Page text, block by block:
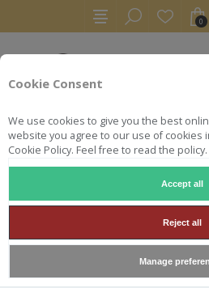
Cookie Consent
We use cookies to give you the best
website you agree to our use of cookies
Cookie Policy. Feel free to read the policy.
Accept all
Reject all
Manage
0